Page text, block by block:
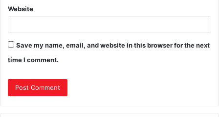
Website
Save my name, email, and website in this browser for the next
time I comment.